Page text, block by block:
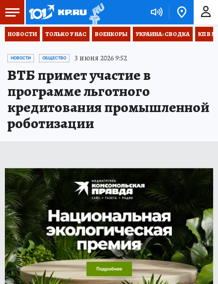
НОВОСТИ ТОЛЬКО У НАС ВОЕНКОРЫ УКРАИНА: СВОДКА КП В
НОВОСТИ ОБЩЕСТВО 3 июня 2026 9:52
ВТБ примет участие в
программе льготного
кредитования промышленной
роботизации